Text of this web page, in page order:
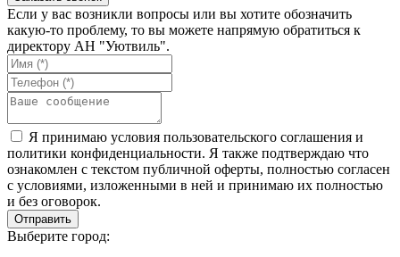
Если у вас возникли вопросы или вы хотите обозначить
какую-то проблему, то вы можете напрямую обратиться к
директору АН "Уютвиль".
Я принимаю условия пользовательского соглашения и
политики конфиденциальности. Я также подтверждаю что
ознакомлен с текстом публичной оферты, полностью согласен
с условиями, изложенными в ней и принимаю их полностью
и без оговорок.
Выберите город: